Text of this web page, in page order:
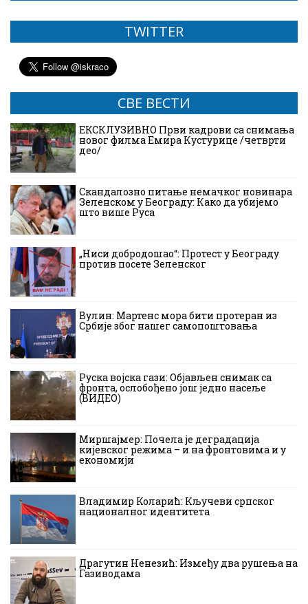
TWITTER
СВЕ ВЕСТИ
ЕКСКЛУЗИВНО Први кадрови са снимања
новог филма Емира Кустурице /четврти
део/
Скандалозно питање немачког новинара
Зеленском у Београду: Како да убијемо
што више Руса
„Ниси добродошао“: Протест у Београду
против посете Зеленског
Вулин: Мартенс мора бити протеран из
Србије због нашег самопоштовања
Руска војска гази: Објављен снимак са
фронта, ослобођено још једно насеље
(ВИДЕО)
Миршајмер: Почела је деградација
кијевског режима – и на фронтовима и у
економији
Владимир Коларић: Кључеви српског
националног идентитета
Драгутин Ненезић: Између два рушења на
Газиводама